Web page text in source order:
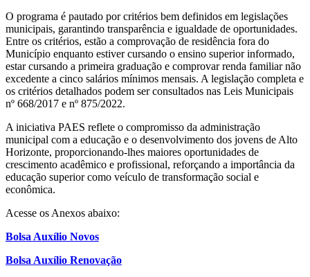
O programa é pautado por critérios bem definidos em legislações
municipais, garantindo transparência e igualdade de oportunidades.
Entre os critérios, estão a comprovação de residência fora do
Município enquanto estiver cursando o ensino superior informado,
estar cursando a primeira graduação e comprovar renda familiar não
excedente a cinco salários mínimos mensais. A legislação completa e
os critérios detalhados podem ser consultados nas Leis Municipais
nº 668/2017 e nº 875/2022.
A iniciativa PAES reflete o compromisso da administração
municipal com a educação e o desenvolvimento dos jovens de Alto
Horizonte, proporcionando-lhes maiores oportunidades de
crescimento acadêmico e profissional, reforçando a importância da
educação superior como veículo de transformação social e
econômica​​.
Acesse os Anexos abaixo:
Bolsa Auxílio Novos
Bolsa Auxílio Renovação